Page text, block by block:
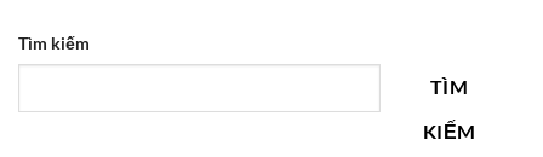
Tìm kiếm
TÌM
KIẾM